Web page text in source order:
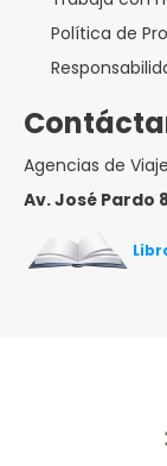
Política de
Agencias de
Av. José Pardo